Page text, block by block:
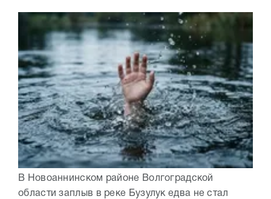
В Новоаннинском районе Волгоградской
области заплыв в реке Бузулук едва не стал